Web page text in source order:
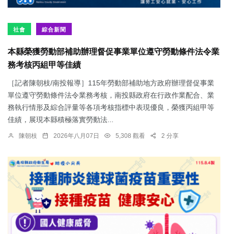
社會 綜合新聞
本縣榮獲勞動部補助辦理督促事業單位遵守勞動條件法令業
務考核丙組甲等佳績
［記者陳朝枝/南投報導］115年勞動部補助地方政府辦理督促事業
單位遵守勞動條件法令業務考核，南投縣政府在行政作業配合、業
務執行情形及綜合評量等各項考核指標中表現優良，榮獲丙組甲等
佳績，展現本縣積極落實勞動法...
陳朝枝 2026年八月07日 5,308 觀看 2 分享